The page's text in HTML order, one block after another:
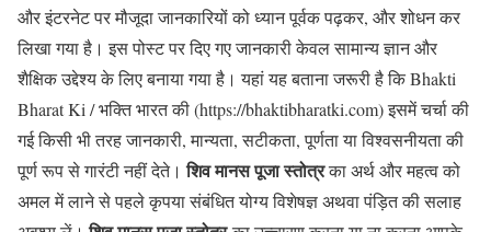
और इंटरनेट पर मौजूदा जानकारियों को ध्यान पूर्वक पढ़कर, और शोधन कर
लिखा गया है। इस पोस्ट पर दिए गए जानकारी केवल सामान्य ज्ञान और
शैक्षिक उद्देश्य के लिए बनाया गया है। यहां यह बताना जरूरी है कि Bhakti
Bharat Ki / भक्ति भारत की (https://bhaktibharatki.com) इसमें चर्चा की
गई किसी भी तरह जानकारी, मान्यता, सटीकता, पूर्णता या विश्वसनीयता की
पूर्ण रूप से गारंटी नहीं देते।शिव मानस पूजा स्तोत्रका अर्थ और महत्व को
अमल में लाने से पहले कृपया संबंधित योग्य विशेषज्ञ अथवा पंड़ित की सलाह